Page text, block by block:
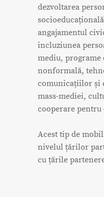
dezvoltarea
angajamentul
incluziunea
mediu, programe
nonformală,
comunicațiilor și
mass-mediei,
cooperare pentru
Acest tip de
nivelul țărilor
cu țările